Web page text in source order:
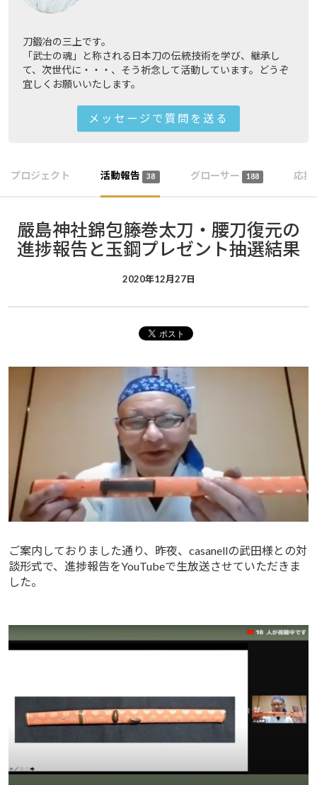
刀鍛冶の三上です。
「武士の魂」と称される日本刀の伝統技術を学び、継承し
て、次世代に・・・、そう祈念して活動しています。どうぞ
宜しくお願いいたします。
メッセージで質問を送る
プロジェクト 活動報告 38 グローサー 188 応援
嚴島神社錦包籐巻太刀・腰刀復元の
進捗報告と玉鋼プレゼント抽選結果
2020年12月27日
ご案内しておりました通り、昨夜、casanellの武田様との対
談形式で、進捗報告をYouTubeで生放送させていただきま
した。